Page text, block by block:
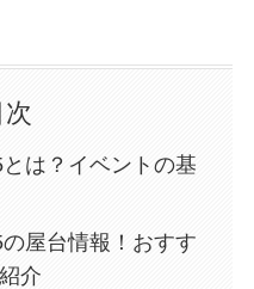
次
は？イベントの基
屋台情報！おすす
介